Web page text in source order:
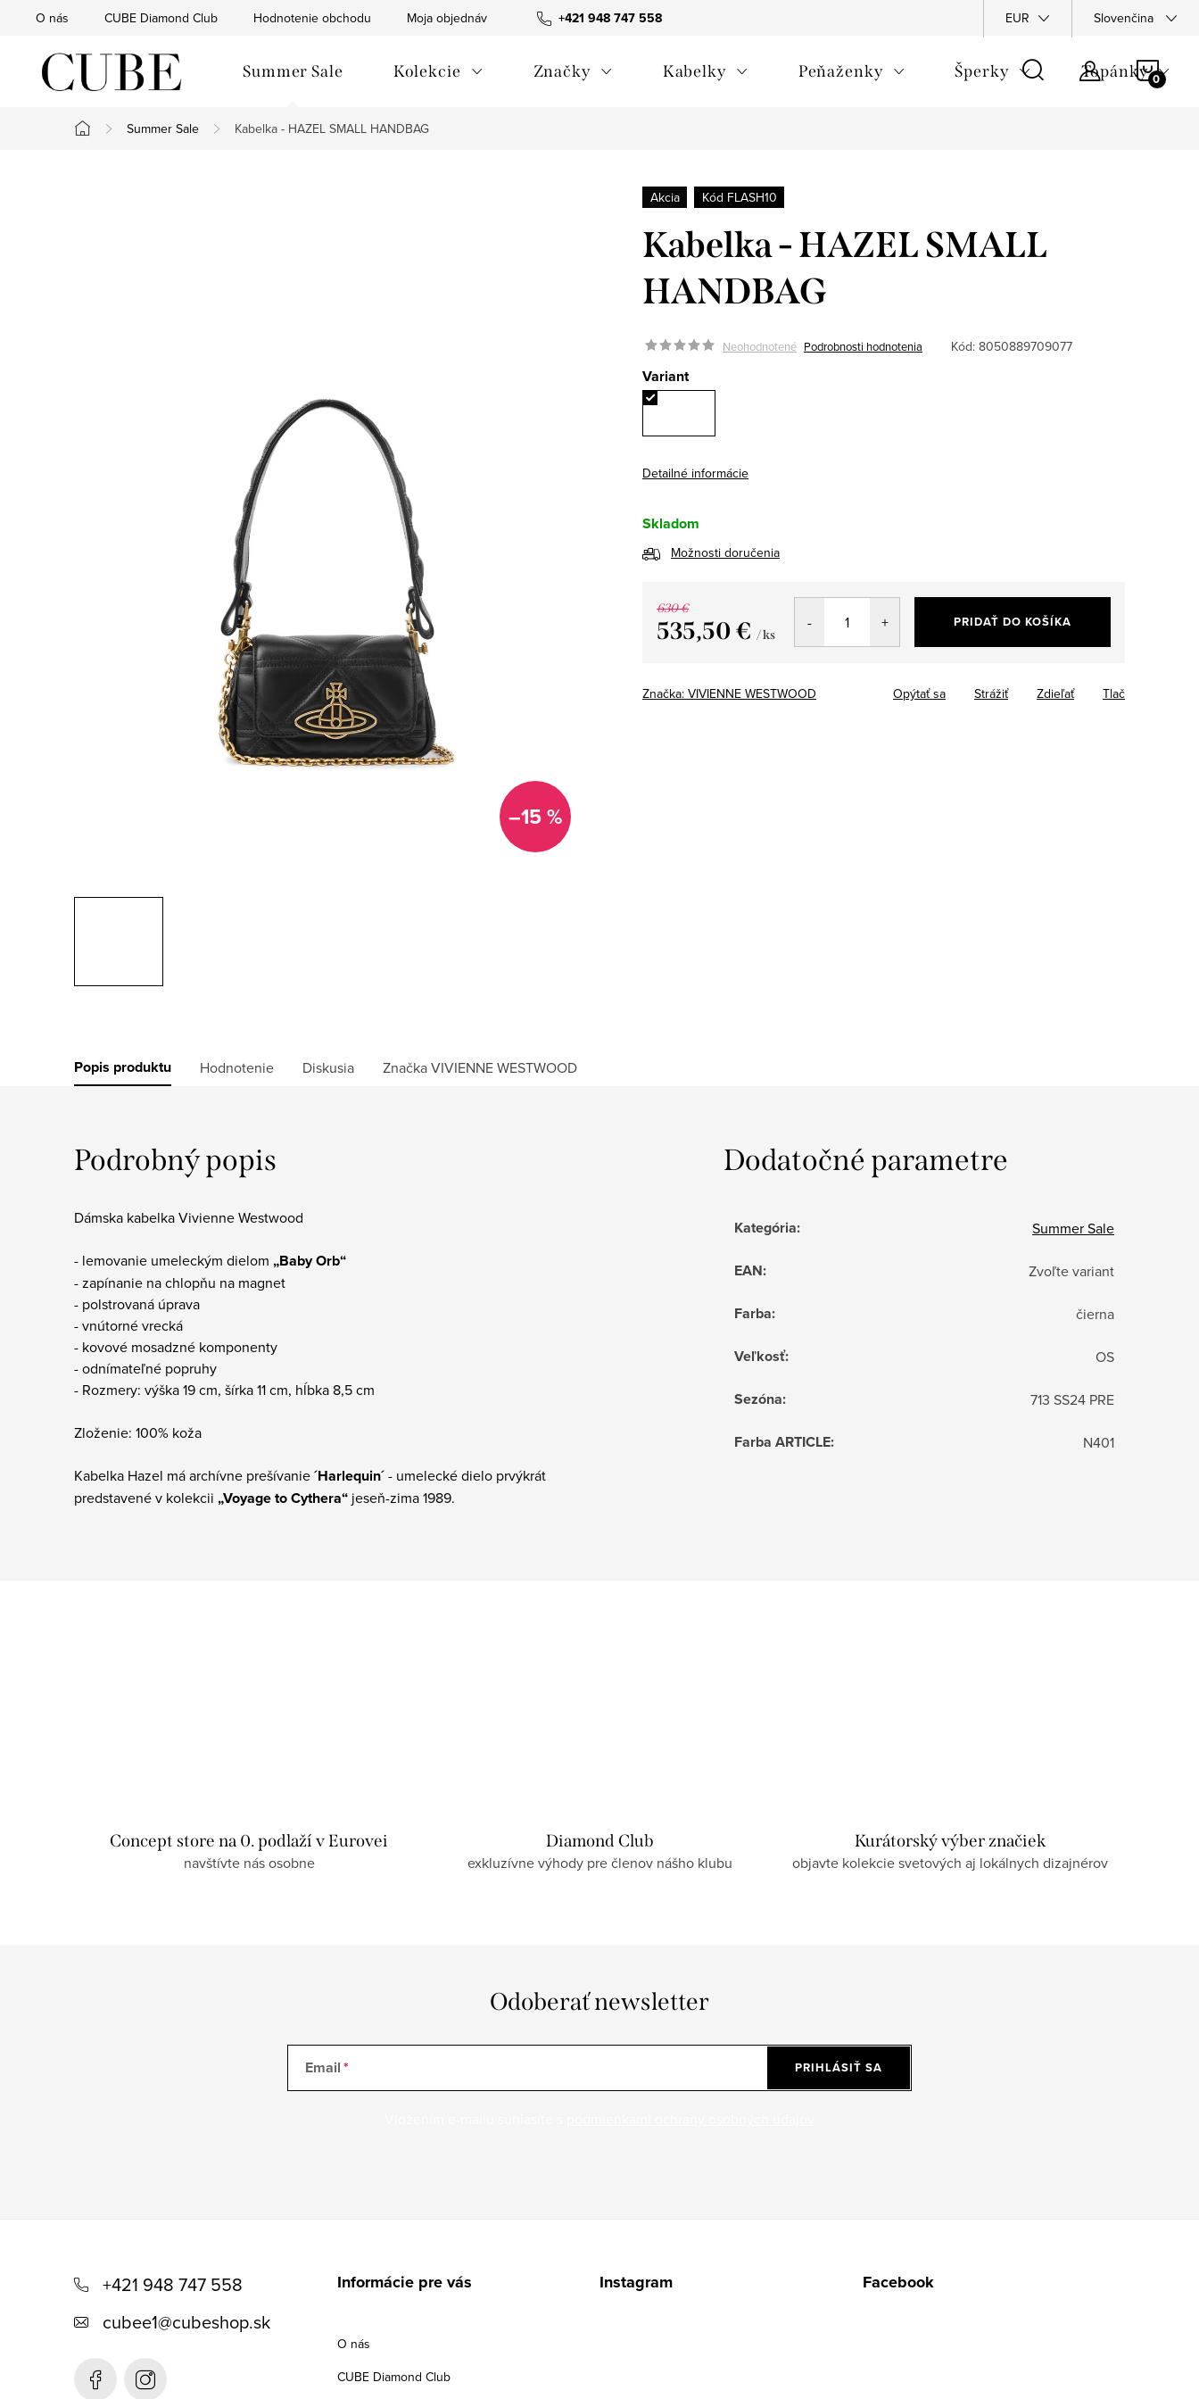
+421 948 747 558
O nás CUBE Diamond Club Hodnotenie obchodu Moja objednávka Všeobecné obchodné podmienky Podmienky ochrany osobných údajov
EUR Slovenčina
Summer Sale Kolekcie Značky Kabelky Peňaženky Šperky Topánky
Domov
Summer Sale Kabelka - HAZEL SMALL HANDBAG
–15 %
Akcia Kód FLASH10
Kabelka - HAZEL SMALL
HANDBAG
Neohodnotené Podrobnosti hodnotenia Kód: 8050889709077
Variant
Detailné informácie
Skladom
Možnosti doručenia
630 €
535,50 € / ks
PRIDAŤ DO KOŠÍKA
Značka: VIVIENNE WESTWOOD Tlač
Opýtať sa Strážiť Zdieľať
Popis produktu Hodnotenie Diskusia ZnačkaVIVIENNE WESTWOOD
Podrobný popis
Dámska kabelka Vivienne Westwood
- lemovanie umeleckým dielom „Baby Orb“
- zapínanie na chlopňu na magnet
- polstrovaná úprava
- vnútorné vrecká
- kovové mosadzné komponenty
- odnímateľné popruhy
- Rozmery: výška 19 cm, šírka 11 cm, hĺbka 8,5 cm
Zloženie: 100% koža
Kabelka Hazel má archívne prešívanie´Harlequin´- umelecké dielo prvýkrát
predstavené v kolekcii „Voyage to Cythera“ jeseň-zima 1989.
Dodatočné parametre
Kategória: Summer Sale
EAN: Zvoľte variant
Farba: čierna
Veľkosť: OS
Sezóna: 713 SS24 PRE
Farba ARTICLE: N401
Concept store na 0. podlaží v Eurovei
navštívte nás osobne
Diamond Club
exkluzívne výhody pre členov nášho klubu
Kurátorský výber značiek
objavte kolekcie svetových aj lokálnych dizajnérov
Odoberať newsletter
Email PRIHLÁSIŤ SA
+421 948 747 558
cubee1@cubeshop.sk
Informácie pre vás
O nás
CUBE Diamond Club
Instagram Facebook